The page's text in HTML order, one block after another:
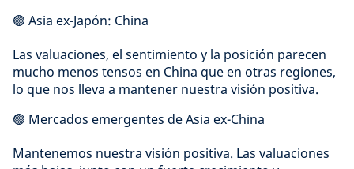
🟢 Asia ex-Japón: China
Las valuaciones, el sentimiento y la posición parecen
mucho menos tensos en China que en otras regiones,
lo que nos lleva a mantener nuestra visión positiva.
🟢 Mercados emergentes de Asia ex-China
Mantenemos nuestra visión positiva. Las valuaciones